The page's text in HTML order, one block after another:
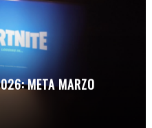
META MARZO